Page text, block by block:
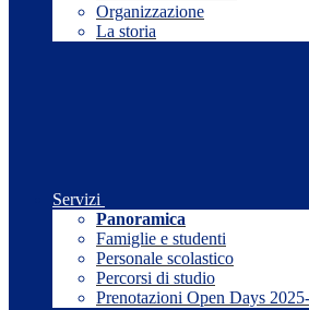
Organizzazione
La storia
Servizi
Panoramica
Famiglie e studenti
Personale scolastico
Percorsi di studio
Prenotazioni Open Days